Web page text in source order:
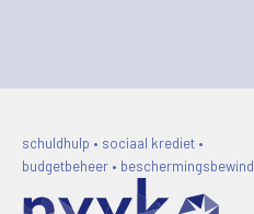
schuldhulp • sociaal krediet •
budgetbeheer • beschermingsbewind